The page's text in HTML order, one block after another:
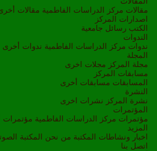
مقالات مركز الدراسات الفاطمية مقالات
اصدارات المركز
الكتب رسائل جامعية
الندوات
ندوات مركز الدراسات الفاطمية ندوات أخرى
المجلة
مجلة المركز مجلات اخرى
مسابقات المركز
المسابقات مسابقات أخرى
النشرة
نشرة المركز نشرات اخرى
المؤتمرات
مؤتمرات مركز الدراسات الفاطمية مؤتمرات
المزيد
اخبار ونشاطات
المكتبة من نحن المكتبة
اتصل بنا